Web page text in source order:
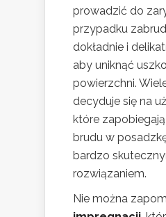
prowadzić do
przypadku
dokładnie i
aby uniknąć
powierzchni.
decyduje się na
które
brudu w
bardzo
rozwiązaniem.
Nie można